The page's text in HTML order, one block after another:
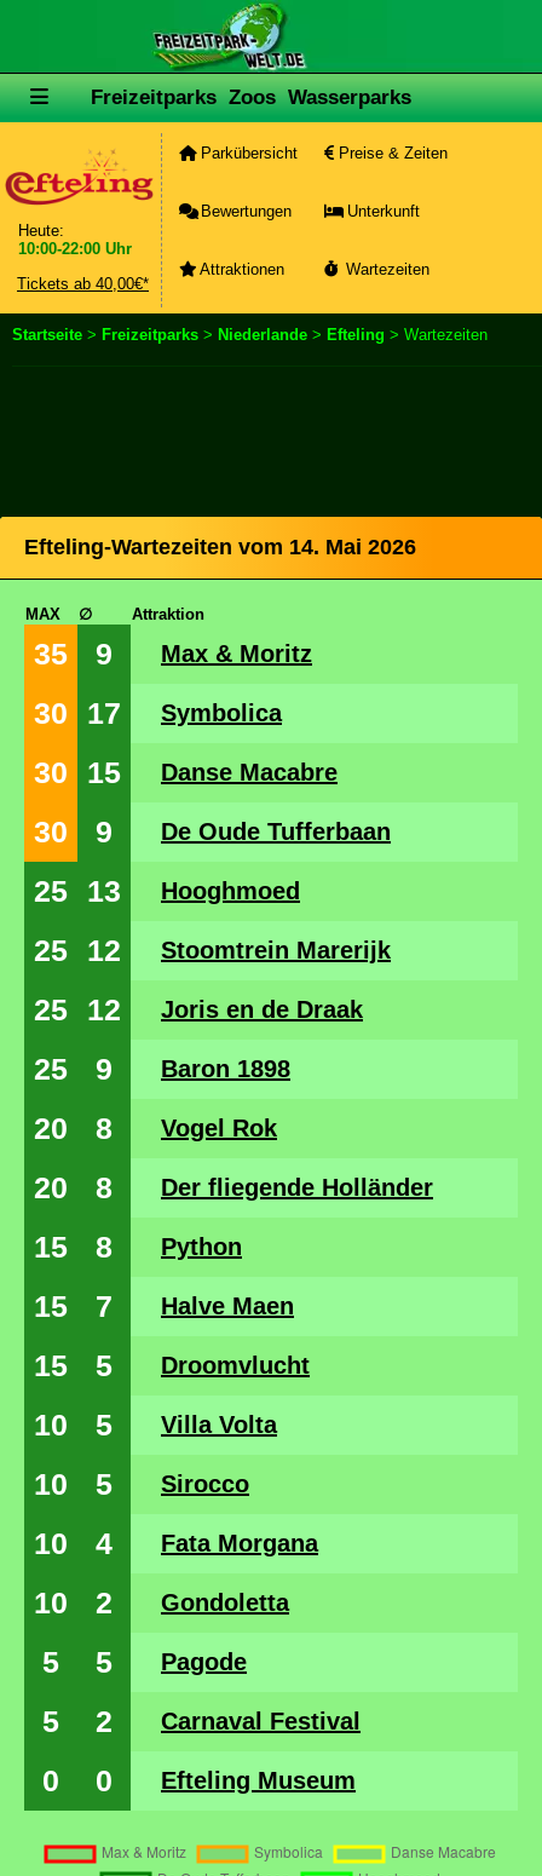
Freizeitparks Zoos Wasserparks
Heute:
10:00-22:00 Uhr
Tickets ab 40,00€*
Parkübersicht Preise & Zeiten
Bewertungen Unterkunft
Attraktionen Wartezeiten
Startseite > Freizeitparks > Niederlande > Efteling > Wartezeiten
Efteling-Wartezeiten vom 14. Mai 2026
MAX ∅ Attraktion
35 9 Max & Moritz
30 17 Symbolica
30 15 Danse Macabre
30 9 De Oude Tufferbaan
25 13 Hooghmoed
25 12 Stoomtrein Marerijk
25 12 Joris en de Draak
25 9 Baron 1898
20 8 Vogel Rok
20 8 Der fliegende Holländer
15 8 Python
15 7 Halve Maen
15 5 Droomvlucht
10 5 Villa Volta
10 5 Sirocco
10 4 Fata Morgana
10 2 Gondoletta
5 5 Pagode
5 2 Carnaval Festival
0 0 Efteling Museum